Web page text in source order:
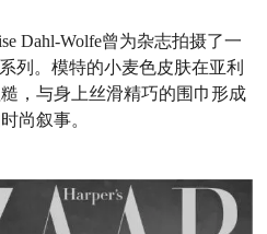
Dahl-Wolfe曾为杂志拍摄了一
列。模特的小麦色皮肤在亚利
，与身上丝滑精巧的围巾形成
尚叙事。